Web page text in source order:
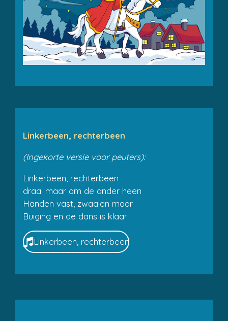
Linkerbeen, rechterbeen
(Ingekorte versie voor peuters):
Linkerbeen, rechterbeen
draai maar om de ander heen
Handen vast, zwaaien maar
Buiging en de dans is klaar
Linkerbeen, rechterbeen